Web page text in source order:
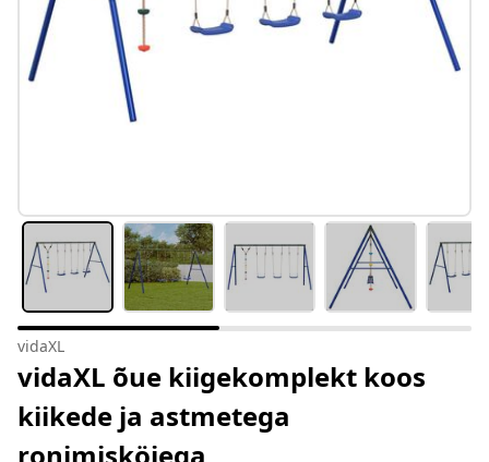
vidaXL
vidaXL õue kiigekomplekt koos
kiikede ja astmetega